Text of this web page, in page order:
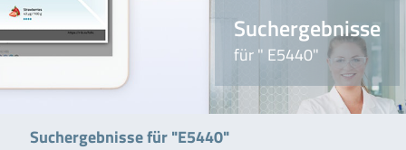
Suchergebnisse
für " E5440"
Suchergebnisse für "E5440"